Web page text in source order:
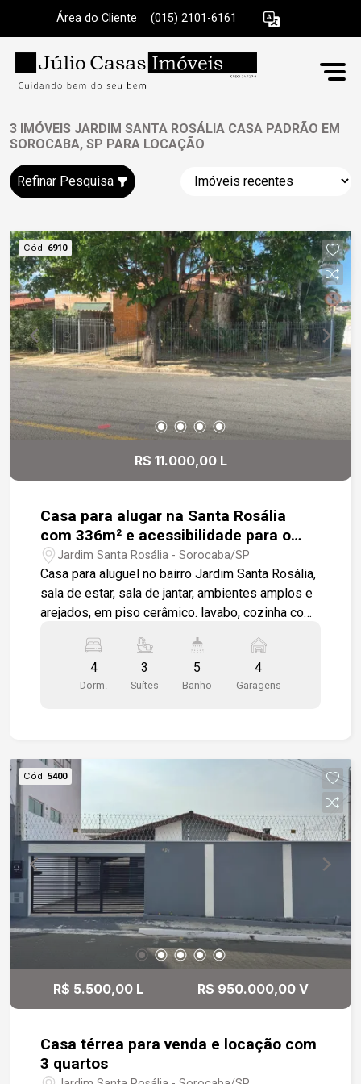
Área do Cliente (015) 2101-6161
3 IMÓVEIS JARDIM SANTA ROSÁLIA CASA PADRÃO EM
SOROCABA, SP PARA LOCAÇÃO
Refinar Pesquisa
Cód. 6910
R$ 11.000,00 L
Casa para alugar na Santa Rosália
com 336m² e acessibilidade para o
andar superior
Jardim Santa Rosália - Sorocaba/SP
Casa para aluguel no bairro Jardim Santa Rosália,
sala de estar, sala de jantar, ambientes amplos e
arejados, em piso cerâmico. lavabo, cozinha com
grandes com armários, espelho e box em vidro. 4
quartos sendo 2 suítes amplas com closet e 2
quartos com banheiros compartilhados. Quartos
veículos cobertos. Quintal grande com verde e
gramado.
4
Dorm.
3
Suítes
5
Banho
4
Garagens
Cód. 5400
R$ 5.500,00 L R$ 950.000,00 V
Casa térrea para venda e locação com
3 quartos